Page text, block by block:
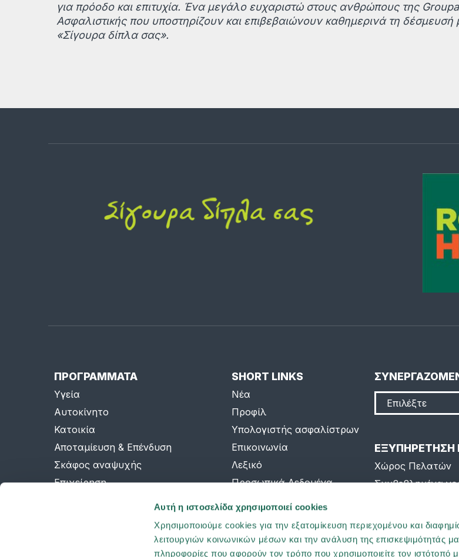
Αυτή η ιστοσελίδα χρησιμοποιεί cookies
Χρησιμοποιούμε cookies για την εξατομίκευση περιεχομένου και
λειτουργιών κοινωνικών μέσων και την ανάλυση της επισκεψιμότητάς
πληροφορίες που αφορούν τον τρόπο που χρησιμοποιείτε τον ιστότοπό
για πρόοδο και επιτυχία. Ένα μεγάλο ευχαριστώ στους ανθρώπους της
Ασφαλιστικής που υποστηρίζουν και επιβεβαιώνουν καθημερινά τη δέσμευσή
«Σίγουρα δίπλα σας».
ΠΡΟΓΡΑΜΜΑΤΑ
Υγεία
Αυτοκίνητο
Κατοικία
Αποταμίευση & Επένδυση
Σκάφος αναψυχής
Επιχείρηση
SHORT LINKS
Νέα
Προφίλ
Υπολογιστής ασφαλίστρων
Επικοινωνία
Λεξικό
Προσωπικά Δεδομένα
Επιλέξτε
ΕΞΥΠΗΡΕΤΗΣΗ
Χώρος Πελατών
Συμβεβλημένα